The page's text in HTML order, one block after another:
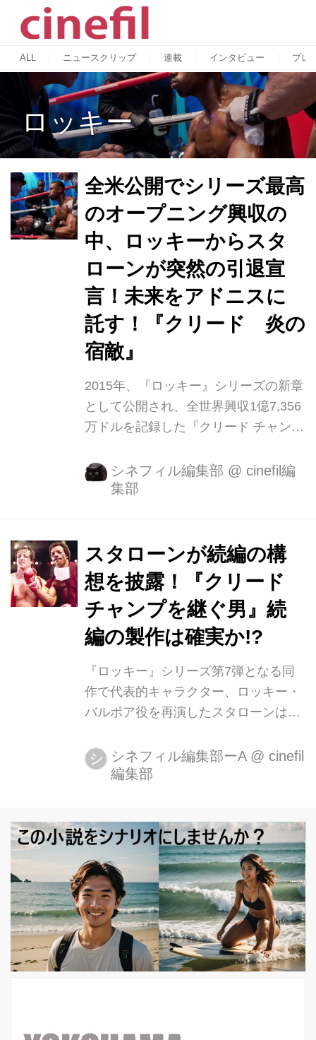
ALL ニュースクリップ 連載 インタビュー プレ
ロッキー
全米公開でシリーズ最高
のオープニング興収の
中、ロッキーからスタ
ローンが突然の引退宣
言！未来をアドニスに
託す！『クリード 炎の
宿敵』
2015年、『ロッキー』シリーズの新章
として公開され、全世界興収1億7,356
万ドルを記録した『クリード チャンプ
代を超えた友情、リアルでダイナミッ
クなファイトシーン、ひたむきに夢を
の興奮と感動ドラマ”と大絶賛された。
そんな前作から3年、全世界待望の第
二章『クリード 炎の宿敵』が、2019
年1月11日(金)に日本公開となる。
『ロッキー４／炎の友情』でロッキー
今、その息子同士の戦いが始まる。ロ
ッキーの指導の下、世界王者に上り詰
めたアポロの息子、アドニス...
シネフィル編集部 @ cinefil編
集部
スタローンが続編の構
想を披露！『クリード
チャンプを継ぐ男』続
編の製作は確実か!?
『ロッキー』シリーズ第7弾となる同
作で代表的キャラクター、ロッキー・
バルボア役を再演したスタローンはラ
ついてのアイデアを出し合っていると
ころだと明かす。また、Varietyの独占
「クリード２」について「間違いな
い」と述べ、アイデアを披露してい
る。 ライアン・クーグラー監督が
2018年に公開を控えた『ブラックパン
サー』の撮影に入ってしまうことを示
唆し、「ライアンが2、3年いなくなっ
ちゃうのは分かってる。だから難しい
シ シネフィル編集部ーA @ cinefil
編集部